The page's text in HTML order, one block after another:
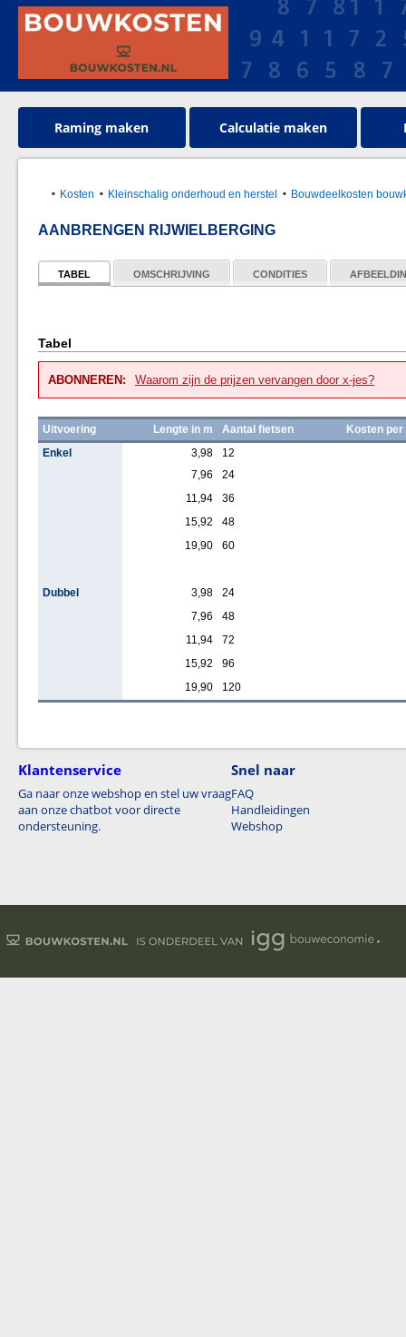
Raming maken Calculatie maken
Kosten Kleinschalig onderhoud en herstel Bouwdeelkosten
AANBRENGEN RIJWIELBERGING
TABEL OMSCHRIJVING CONDITIES
Tabel
ABONNEREN: Waarom zijn de prijzen vervangen door x-jes?
Uitvoering Lengte in m Aantal fietsen
Kosten
Enkel
3,98
12
7,96
24
11,94
36
15,92
48
19,90
60
Dubbel 3,98
24
7,96
48
11,94
72
15,92
96
19,90
120
Klantenservice
Ga naar onze webshop en stel uw vraag
aan onze chatbot voor directe
ondersteuning.
Snel naar
FAQ
Handleidingen
Webshop